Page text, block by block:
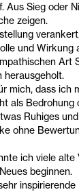
Aus Sieg oder
zeigen.
und Wirkung
Art
herausgeholt.
mich, dass ich
als Bedrohung
Ruhiges und
ohne
ich viele alte
beginnen.